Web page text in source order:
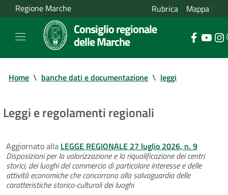
Regione Marche Rubrica Mappa
Consiglio regionale
delle Marche
Home \ banche dati e documentazione \ leggi
Leggi e regolamenti regionali
Aggiornato alla LEGGE REGIONALE 27 luglio 2026, n. 9
Disposizioni per la valorizzazione e la riqualificazione dei centri
storici, dei luoghi del commercio di particolare interesse e delle
attività economiche che concorrono alla salvaguardia delle
caratteristiche storico-culturali dei luoghi